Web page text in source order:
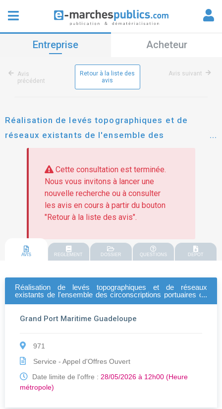
Entreprise Acheteur
Avis
précédent
Retour à la liste des
avis
Avis suivant
Réalisation de levés topographiques et de
réseaux existants de l'ensemble des
circonscriptions portuaires du gpmg
Cette consultation est terminée.
Nous vous invitons à lancer une
nouvelle recherche ou à consulter
les avis en cours à partir du bouton
"Retour à la liste des avis".
AVIS REGLEMENT DOSSIER QUESTIONS DEPOT
Réalisation de levés topographiques et de réseaux
existants de l'ensemble des circonscriptions portuaires du
Grand Port Maritime Guadeloupe
971
Service - Appel d'Offres Ouvert
Date limite de l'offre : 28/05/2026 à 12h00 (Heure
métropole)